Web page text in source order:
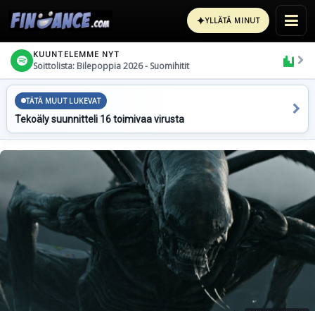
✦YLLÄTÄ MINUT
KUUNTELEMME NYT
Soittolista: Bilepoppia 2026 - Suomihitit
TÄTÄ MUUT LUKEVAT
Tekoäly suunnitteli 16 toimivaa virusta